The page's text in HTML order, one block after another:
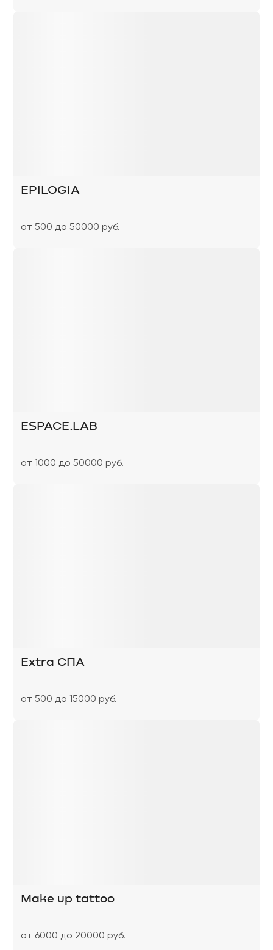
EPILOGIA
от 500 до 50000 руб.
ESPACE.LAB
от 1000 до 50000 руб.
Extra СПА
от 500 до 15000 руб.
Make up tattoo
от 6000 до 20000 руб.